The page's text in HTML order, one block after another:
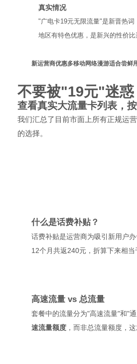
真实情况
"广电卡19元无限流量"是新晋热词
地区有特色优惠，是新兴的性价比
新运营商优惠多移动网络漫游适合尝鲜
不要被"19元"迷惑
查看真实大流量卡列表，
我们汇总了目前市面上所有正规运
的选择。
什么是话费补贴？
话费补贴是运营商为吸引新用户
12个月共返240元，折算下来相当
高速流量 vs 总流量
套餐中的流量分为"高速流量"和"
速流量额度 ，而非总流量额度，